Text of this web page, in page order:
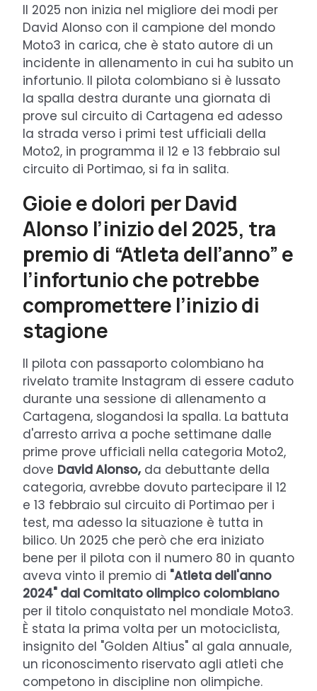
Il 2025 non inizia nel migliore dei modi per
David Alonso con il campione del mondo
Moto3 in carica, che è stato autore di un
incidente in allenamento in cui ha subito un
infortunio. Il pilota colombiano si è lussato
la spalla destra durante una giornata di
prove sul circuito di Cartagena ed adesso
la strada verso i primi test ufficiali della
Moto2, in programma il 12 e 13 febbraio sul
circuito di Portimao, si fa in salita.
Gioie e dolori per David
Alonso l’inizio del 2025, tra
premio di “Atleta dell’anno” e
l’infortunio che potrebbe
compromettere l’inizio di
stagione
Il pilota con passaporto colombiano ha
rivelato tramite Instagram di essere caduto
durante una sessione di allenamento a
Cartagena, slogandosi la spalla. La battuta
d'arresto arriva a poche settimane dalle
prime prove ufficiali nella categoria Moto2,
dove David Alonso, da debuttante della
categoria, avrebbe dovuto partecipare il 12
e 13 febbraio sul circuito di Portimao per i
test, ma adesso la situazione è tutta in
bilico. Un 2025 che però che era iniziato
bene per il pilota con il numero 80 in quanto
aveva vinto il premio di "Atleta dell'anno
2024" dal Comitato olimpico colombiano
per il titolo conquistato nel mondiale Moto3.
È stata la prima volta per un motociclista,
insignito del "Golden Altius" al gala annuale,
un riconoscimento riservato agli atleti che
competono in discipline non olimpiche.